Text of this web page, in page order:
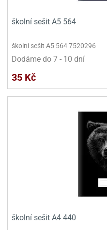
školní sešit A5 564
školní sešit A5 564 7520296
Dodáme do 7 - 10 dní
35 Kč
školní sešit A4 440